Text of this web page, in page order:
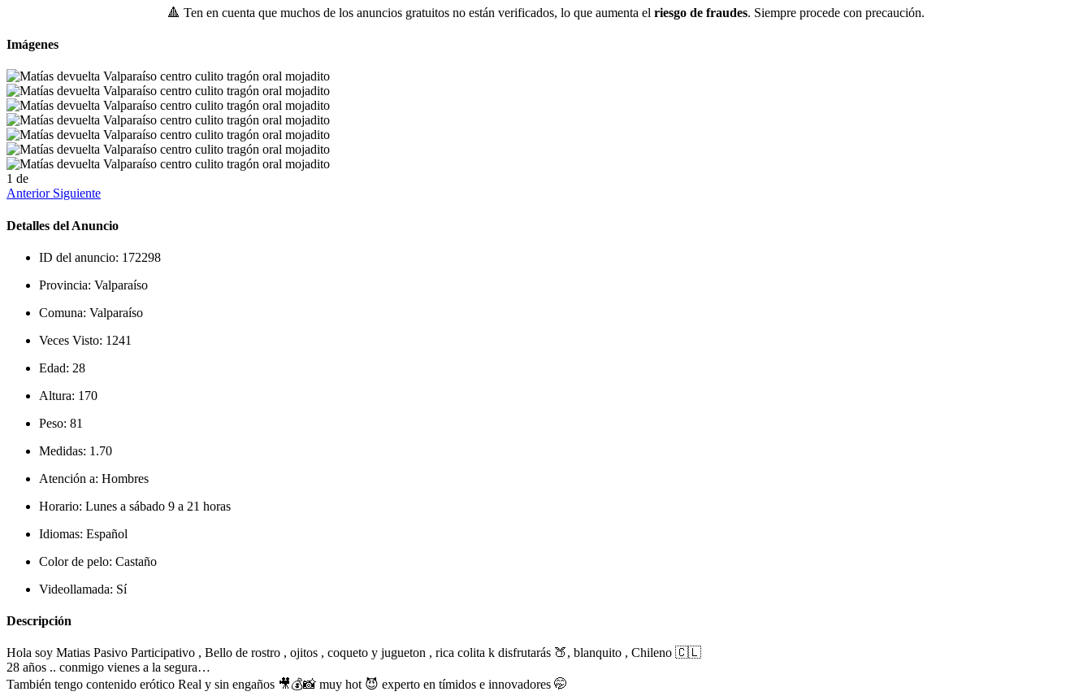
🔺 Ten en cuenta que muchos de los anuncios gratuitos no están verificados, lo que aumenta el riesgo de fraudes. Siempre procede con precaución.
Imágenes
1 de
Anterior Siguiente
Detalles del Anuncio
ID del anuncio: 172298
Provincia: Valparaíso
Comuna: Valparaíso
Veces Visto: 1241
Edad: 28
Altura: 170
Peso: 81
Medidas: 1.70
Atención a: Hombres
Horario: Lunes a sábado 9 a 21 horas
Idiomas: Español
Color de pelo: Castaño
Videollamada: Sí
Descripción
Hola soy Matias Pasivo Participativo , Bello de rostro , ojitos , coqueto y jugueton , rica colita k disfrutarás 🍑, blanquito , Chileno 🇨🇱
28 años .. conmigo vienes a la segura…
También tengo contenido erótico Real y sin engaños 🎥💰📸 muy hot 😈 experto en tímidos e innovadores 🤭